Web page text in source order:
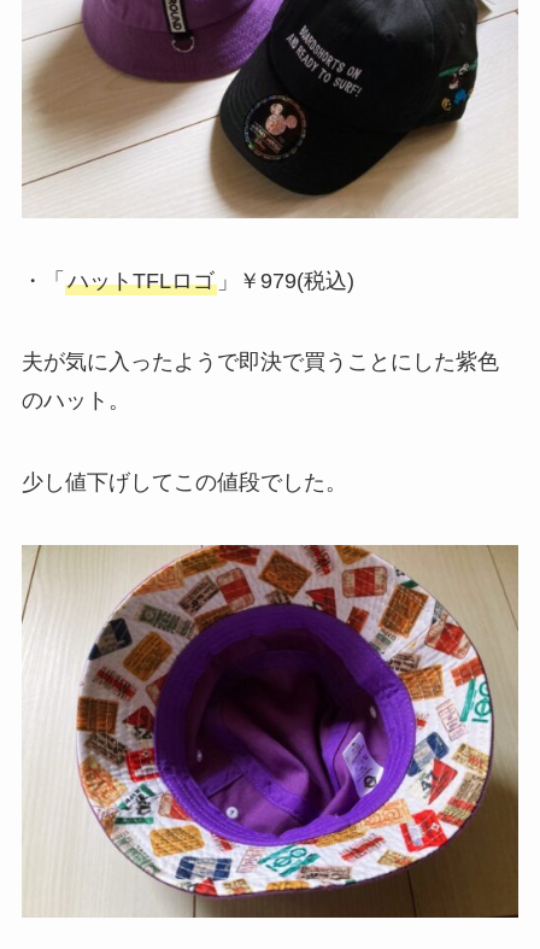
・「 ハットTFLロゴ」￥979(税込)
夫が気に入ったようで即決で買うことにした紫色
のハット。
少し値下げしてこの値段でした。